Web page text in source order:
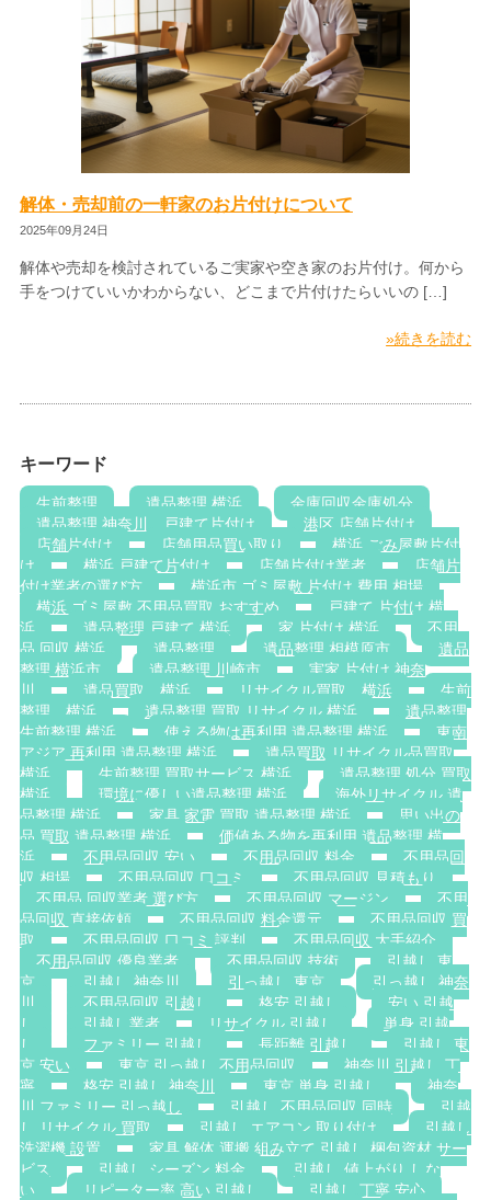
解体・売却前の一軒家のお片付けについて
2025年09月24日
解体や売却を検討されているご実家や空き家のお片付け。何から
手をつけていいかわからない、どこまで片付けたらいいの […]
»続きを読む
キーワード
生前整理 遺品整理 横浜
金庫回収金庫処分
遺品整理 神奈川，戸建て片付け
港区 店舗片付け
店舗片付け
店舗用品買い取り
横浜 ごみ屋敷片付
け
横浜 戸建て片付け 店舗片付け業者
店舗片
付け業者の選び方
横浜市 ゴミ屋敷 片付け 費用 相場
横浜 ゴミ屋敷 不用品買取 おすすめ
戸建て 片付け 横
浜
遺品整理 戸建て 横浜 家 片付け 横浜
不用
品 回収 横浜
遺品整理 遺品整理 相模原市
遺品
整理 横浜市
遺品整理 川崎市
実家 片付け 神奈
川
遺品買取 横浜 リサイクル買取 横浜
生前
整理 横浜
遺品整理 買取 リサイクル 横浜
遺品整理
生前整理 横浜
使える物は再利用 遺品整理 横浜
東南
アジア 再利用 遺品整理 横浜
遺品買取 リサイクル品買取
横浜
生前整理 買取サービス 横浜
遺品整理 処分 買取
横浜
環境に優しい遺品整理 横浜
海外リサイクル 遺
品整理 横浜
家具 家電 買取 遺品整理 横浜
思い出の
品 買取 遺品整理 横浜
価値ある物を再利用 遺品整理 横
浜
不用品回収 安い 不用品回収 料金
不用品回
収 相場
不用品回収 口コミ
不用品回収 見積もり
不用品 回収業者 選び方
不用品回収 マージン
不用
品回収 直接依頼
不用品回収 料金還元
不用品回収 買
取
不用品回収 口コミ 評判
不用品回収 大手紹介
不用品回収 優良業者
不用品回収 技術
引越し 東
京
引越し 神奈川 引っ越し 東京
引っ越し 神奈
川
不用品回収 引越し 格安 引越し
安い 引越
し
引越し業者 リサイクル 引越し
単身 引越
し
ファミリー 引越し 長距離 引越し
引越し 東
京 安い
東京 引っ越し 不用品回収
神奈川 引越し 丁
寧
格安 引越し 神奈川 東京 単身 引越し
神奈
川 ファミリー 引っ越し
引越し 不用品回収 同時
引越
し リサイクル 買取
引越し エアコン 取り付け
引越し
洗濯機 設置
家具 解体 運搬 組み立て 引越し 梱包資材 サー
ビス
引越し シーズン 料金
引越し 値上がり しな
い
リピーター率 高い 引越し
引越し 丁寧 安心